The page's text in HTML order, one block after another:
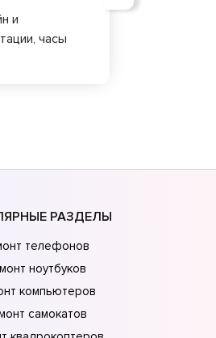
и
часы
РАЗДЕЛЫ
телефонов
ноутбуков
компьютеров
самокатов